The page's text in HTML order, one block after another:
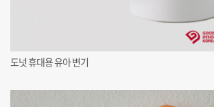
도넛 휴대용 유아 변기